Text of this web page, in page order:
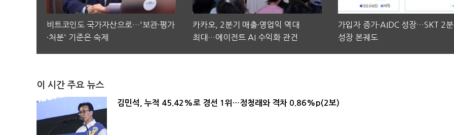
비트코인도 국가자산으로…'보관·평가
·처분' 기준은 숙제
카카오, 2분기 매출·영업익 역대
최대…에이전트 AI 수익화 관건
가입자 증가·AIDC 성장…SKT 2
성장 본궤도
이 시간 주요 뉴스
김민석, 누적 45.42%로 경선 1위…정청래와 격차 0.86%p(2보)